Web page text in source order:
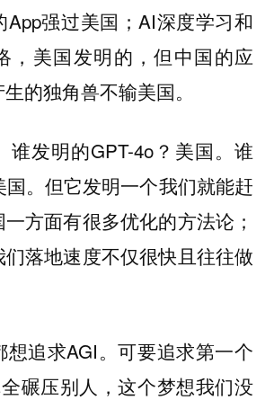
App强过美国；AI深度学习和
，美国发明的，但中国的应
的独角兽不输美国。
谁发明的GPT-4o？美国。谁
国。但它发明一个我们就能赶
方面有很多优化的方法论；
们落地速度不仅很快且往往做
想追求AGI。可要追求第一个
碾压别人，这个梦想我们没